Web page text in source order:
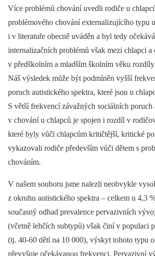
Více problémů chování uvedli rodiče u
problémového chování externalizujícího typu
i v literatuře obecně uváděn a byl tedy
internalizačních problémů však mezi chlapci a
v předškolním a mladším školním věku rozdíly
Náš výsledek může být podmíněn vyšší
poruch autistického spektra, které jsou u
S větší frekvencí závažných sociálních poruch
v chování u chlapců je spojen i rozdíl v
které byly vůči chlapcům kritičtější, kritické
vykazovali rodiče především vůči dětem s
chováním.
V našem souboru jsme nalezli neobvykle
z okruhu autistického spektra –⁠ celkem u 4,3
současný odhad prevalence pervazivních
(včetně lehčích subtypů) však činí v populaci
(tj. 40-60 dětí na 10 000), výskyt tohoto typu
převyšuje očekávanou frekvenci. Pervazivní